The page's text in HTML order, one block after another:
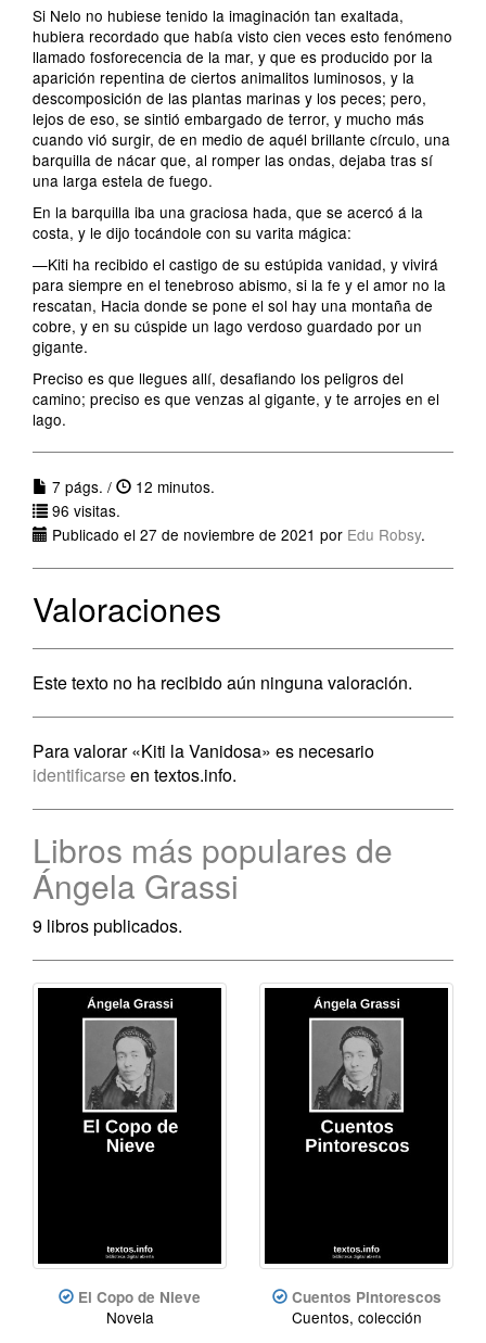
Si Nelo no hubiese tenido la imaginación tan exaltada,
hubiera recordado que había visto cien veces esto fenómeno
llamado fosforecencia de la mar, y que es producido por la
aparición repentina de ciertos animalitos luminosos, y la
descomposición de las plantas marinas y los peces; pero,
lejos de eso, se sintió embargado de terror, y mucho más
cuando vió surgir, de en medio de aquél brillante círculo, una
barquilla de nácar que, al romper las ondas, dejaba tras sí
una larga estela de fuego.
En la barquilla iba una graciosa hada, que se acercó á la
costa, y le dijo tocándole con su varita mágica:
—Kiti ha recibido el castigo de su estúpida vanidad, y vivirá
para siempre en el tenebroso abismo, si la fe y el amor no la
rescatan, Hacia donde se pone el sol hay una montaña de
cobre, y en su cúspide un lago verdoso guardado por un
gigante.
Preciso es que llegues allí, desafiando los peligros del
camino; preciso es que venzas al gigante, y te arrojes en el
lago.
7 págs. /
12 minutos.
96 visitas.
Publicado el 27 de noviembre de 2021 por Edu Robsy.
Valoraciones
Este texto no ha recibido aún ninguna valoración.
Para valorar «Kiti la Vanidosa» es necesario
identificarse en textos.info.
Libros más populares de
Ángela Grassi
9 libros publicados.
El Copo de Nieve
Novela
Cuentos Pintorescos
Cuentos, colección